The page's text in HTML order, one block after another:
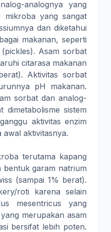
analognya yang
mikroba yang sangat
dan diketahui
makanan, seperti
Asam sorbat
citarasa makanan
Aktivitas sorbat
pH makanan.
sorbat dan analog-
sistem
aktivitas enzim
awal aktivitasnya.
terutama kapang
bentuk garam natrium
(sampai 1% berat).
roti karena selain
mesentricus yang
merupakan asam
bersifat lebih poten.